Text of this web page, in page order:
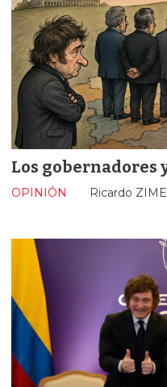
Los gobernadores
Ricardo
OPINIÓN